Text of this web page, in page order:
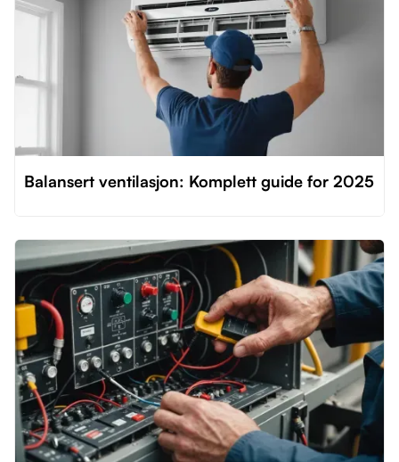
Balansert ventilasjon: Komplett guide for 2025